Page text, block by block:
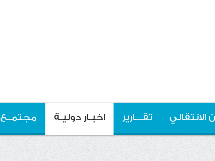
الانتقالي تقـــارير اخبـار دوليـة مجتمــع